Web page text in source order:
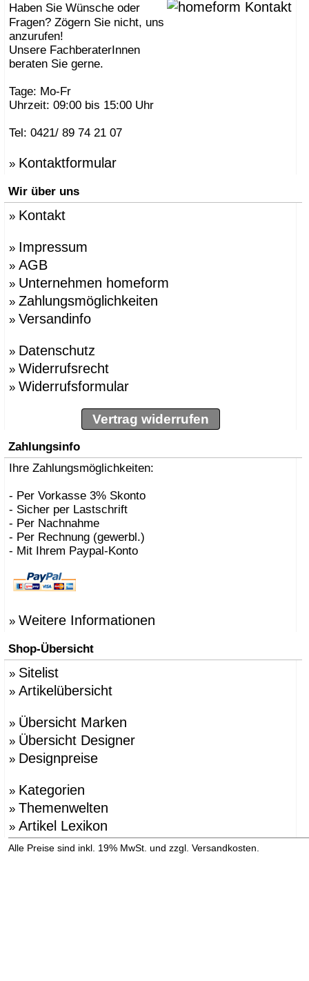
Haben Sie Wünsche oder
Fragen? Zögern Sie nicht, uns
anzurufen!
Unsere FachberaterInnen
beraten Sie gerne.
Tage: Mo-Fr
Uhrzeit: 09:00 bis 15:00 Uhr
Tel: 0421/ 89 74 21 07
» Kontaktformular
Wir über uns
» Kontakt
» Impressum
» AGB
» Unternehmen homeform
» Zahlungsmöglichkeiten
» Versandinfo
» Datenschutz
» Widerrufsrecht
» Widerrufsformular
Vertrag widerrufen
Zahlungsinfo
Ihre Zahlungsmöglichkeiten:
- Per Vorkasse 3% Skonto
- Sicher per Lastschrift
- Per Nachnahme
- Per Rechnung (gewerbl.)
- Mit Ihrem Paypal-Konto
» Weitere Informationen
Shop-Übersicht
» Sitelist
» Artikelübersicht
» Übersicht Marken
» Übersicht Designer
» Designpreise
» Kategorien
» Themenwelten
» Artikel Lexikon
Alle Preise sind inkl. 19% MwSt. und zzgl. Versandkosten.